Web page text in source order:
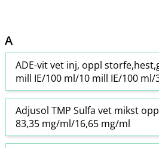
A
ADE-vit vet inj, oppl
mill IE/100 ml/10 mill IE/100 ml/
Adjusol TMP Sulfa vet mikst
83,35 mg/ml/16,65 mg/ml